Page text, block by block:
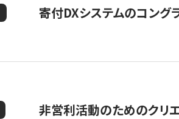
寄付DXシステムのコング
非営利活動のためのクリ